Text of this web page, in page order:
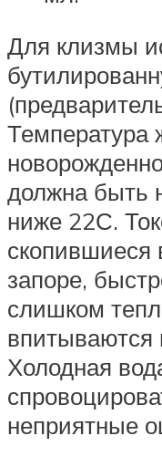
Для клизмы
Температура
должна быть
ниже 22С.
скопившиеся
запоре,
слишком
впитываются
Холодная
неприятные